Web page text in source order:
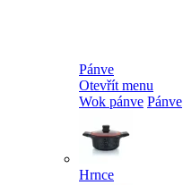
Pánve
Otevřít menu
Wok pánve Pánve
Hrnce